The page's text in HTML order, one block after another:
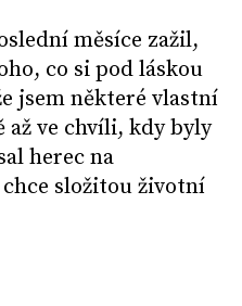
měsíce zažil,
co si pod láskou
jsem některé vlastní
až ve chvíli, kdy byly
herec na
složitou životní